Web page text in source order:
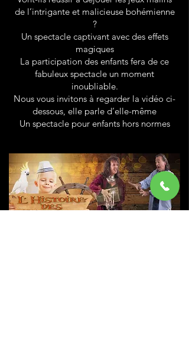
de l’intrigante et malicieuse bohémienne
?
Un spectacle captivant avec des effets
magiques
La participation des enfants fera de ce
fabuleux spectacle un moment
inoubliable.
Nous vous invitons à regarder la vidéo ci-
dessous, elle parle d’elle-même
Un spectacle pour enfants hors normes